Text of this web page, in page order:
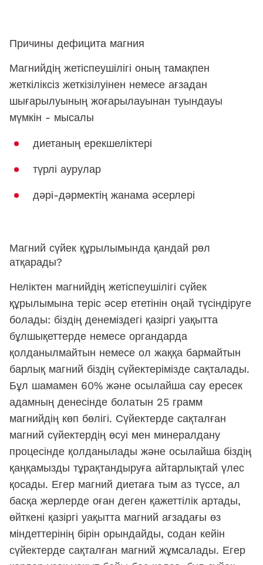
Причины дефицита магния
Магнийдің жетіспеушілігі оның тамақпен
жеткіліксіз жеткізілуінен немесе ағзадан
шығарылуының жоғарылауынан туындауы
мүмкін - мысалы
диетаның ерекшеліктері
түрлі аурулар
дәрі-дәрмектің жанама әсерлері
Магний сүйек құрылымында қандай рөл
атқарады?
Неліктен магнийдің жетіспеушілігі сүйек
құрылымына теріс әсер ететінін оңай түсіндіруге
болады: біздің денеміздегі қазіргі уақытта
бұлшықеттерде немесе органдарда
қолданылмайтын немесе ол жаққа бармайтын
барлық магний біздің сүйектерімізде сақталады.
Бұл шамамен 60% және осылайша сау ересек
адамның денесінде болатын 25 грамм
магнийдің көп бөлігі. Сүйектерде сақталған
магний сүйектердің өсуі мен минералдану
процесінде қолданылады және осылайша біздің
қаңқамызды тұрақтандыруға айтарлықтай үлес
қосады. Егер магний диетаға тым аз түссе, ал
басқа жерлерде оған деген қажеттілік артады,
өйткені қазіргі уақытта магний ағзадағы өз
міндеттерінің бірін орындайды, содан кейін
сүйектерде сақталған магний жұмсалады. Егер